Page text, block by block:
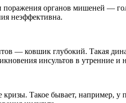
органов мишеней —
неэффективна.
— ковшик глубокий. Такая
инсультов в утренние и
Такое бывает, например,